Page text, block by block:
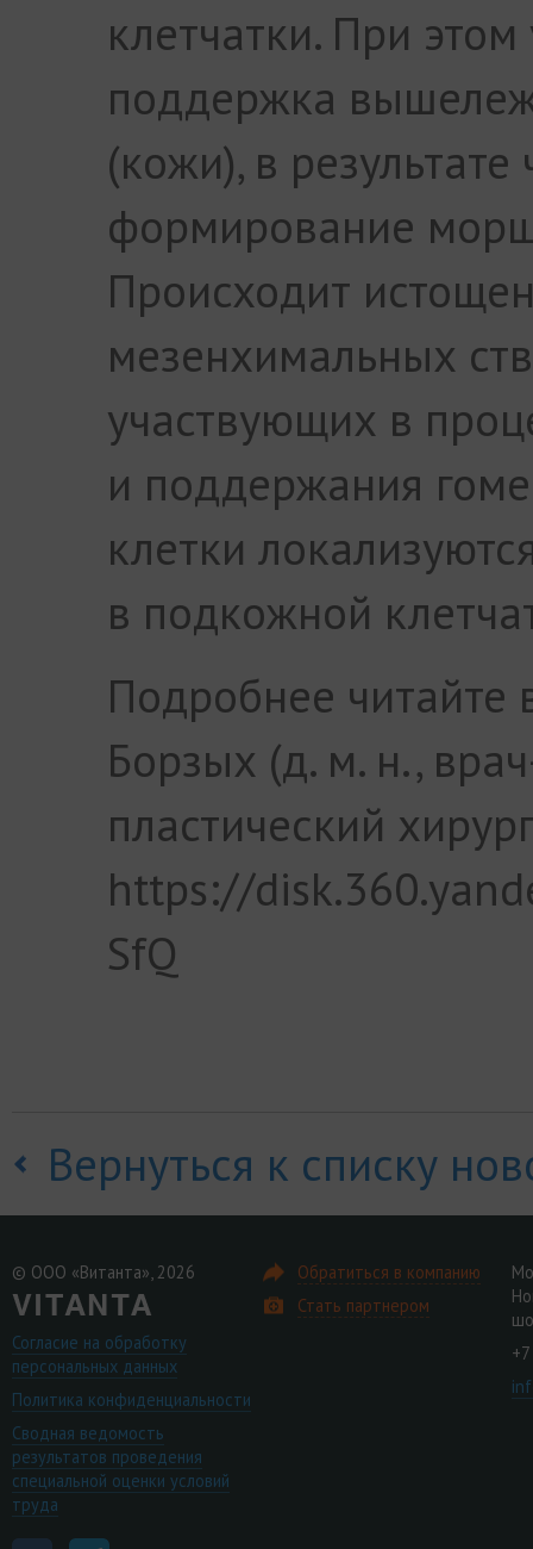
клетчатки. При
поддержка
(кожи), в
формирование
Происходит
мезенхимальных
участвующих в
и поддержания
клетки
в подкожной
Подробнее читайте
Борзых (д. м. н.,
пластический
https://
SfQ
Вернуться к списку
© ООО «Витанта», 2026
Согласие на обработку
персональных данных
Политика конфиденциальности
Сводная ведомость
результатов проведения
специальной оценки условий
труда
Обратиться в компанию
Стать партнером